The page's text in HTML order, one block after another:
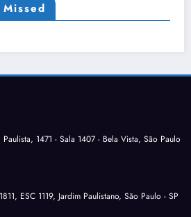
1471 - Sala 1407 - Bela Vista, São Paulo
ESC 1119, Jardim Paulistano, São Paulo - SP